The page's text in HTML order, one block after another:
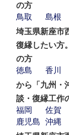
の方
鳥取
島根
埼玉県新座市
復縁したい方
の方
徳島
香川
から「九州・
談・復縁工作
福岡
佐賀
鹿児島
沖縄